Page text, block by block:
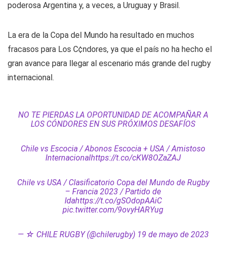
poderosa Argentina y, a veces, a Uruguay y Brasil.
La era de la Copa del Mundo ha resultado en muchos
fracasos para Los C¢ndores, ya que el país no ha hecho el
gran avance para llegar al escenario más grande del rugby
internacional.
NO TE PIERDAS LA OPORTUNIDAD DE ACOMPAÑAR A
LOS CÓNDORES EN SUS PRÓXIMOS DESAFÍOS
Chile vs Escocia / Abonos Escocia + USA / Amistoso
Internacionalhttps://t.co/cKW8OZaZAJ
Chile vs USA / Clasificatorio Copa del Mundo de Rugby
– Francia 2023 / Partido de
Idahttps://t.co/gSOdopAAiC
pic.twitter.com/9ovyHARYug
— ☆ CHILE RUGBY (@chilerugby) 19 de mayo de 2023